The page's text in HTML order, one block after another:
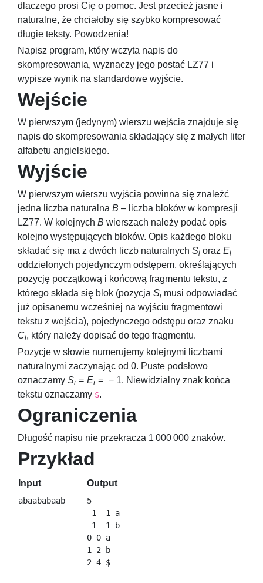
dlaczego prosi Cię o pomoc. Jest przecież jasne i
naturalne, że chciałoby się szybko kompresować
długie teksty. Powodzenia!
Napisz program, który wczyta napis do
skompresowania, wyznaczy jego postać LZ77 i
wypisze wynik na standardowe wyjście.
Wejście
W pierwszym (jedynym) wierszu wejścia znajduje się
napis do skompresowania składający się z małych liter
alfabetu angielskiego.
Wyjście
W pierwszym wierszu wyjścia powinna się znaleźć
jedna liczba naturalna B – liczba bloków w kompresji
LZ77. W kolejnych B wierszach należy podać opis
kolejno występujących bloków. Opis każdego bloku
składać się ma z dwóch liczb naturalnych Si oraz Ei
oddzielonych pojedynczym odstępem, określających
pozycję początkową i końcową fragmentu tekstu, z
którego składa się blok (pozycja Si musi odpowiadać
już opisanemu wcześniej na wyjściu fragmentowi
tekstu z wejścia), pojedynczego odstępu oraz znaku
Ci, który należy dopisać do tego fragmentu.
Pozycje w słowie numerujemy kolejnymi liczbami
naturalnymi zaczynając od 0. Puste podsłowo
oznaczamy Si = Ei = − 1. Niewidzialny znak końca
tekstu oznaczamy $.
Ograniczenia
Długość napisu nie przekracza 1 000 000 znaków.
Przykład
Input Output
5
-1 -1 a
-1 -1 b
0 0 a
1 2 b